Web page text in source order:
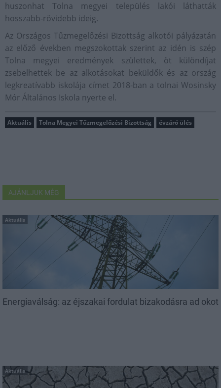
huszonhat Tolna megyei település lakói láthatták
hosszabb-rövidebb ideig.
Az Országos Tűzmegelőzési Bizottság alkotói pályázatán
az előző években megszokottak szerint az idén is szép
Tolna megyei eredmények születtek, öt különdíjat
zsebelhettek be az alkotásokat beküldők és az ország
legkreatívabb iskolája címet 2018-ban a tolnai Wosinsky
Mór Általános Iskola nyerte el.
Aktuális Tolna Megyei Tűzmegelőzési Bizottság évzáró ülés
AJÁNLJUK MÉG
Aktuális
Energiaválság: az éjszakai fordulat bizakodásra ad okot
Aktuális